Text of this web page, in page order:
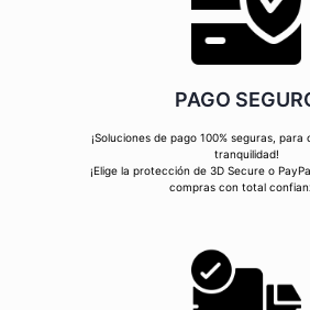
PAGO
¡Soluciones de pago 100% seguras,
tranquilidad!
¡Elige la protección de 3D Secure o
compras con total